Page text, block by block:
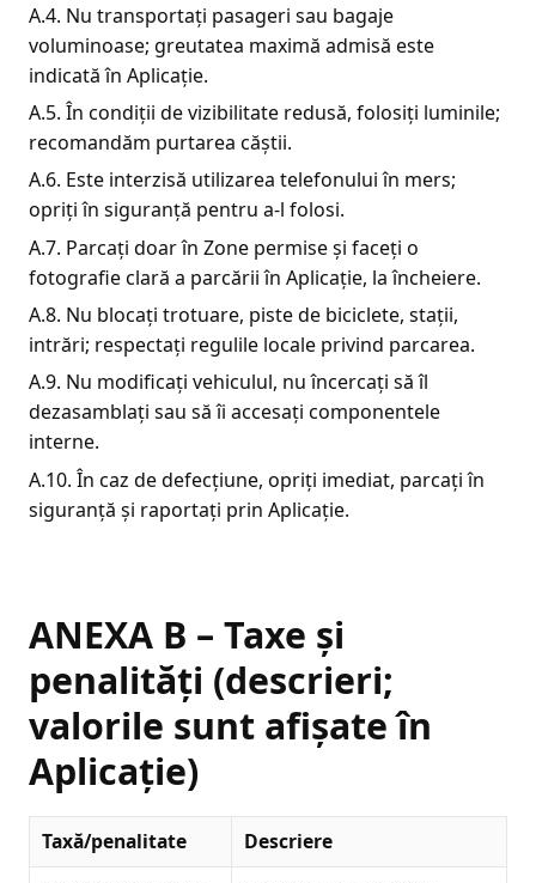
A.4. Nu transportați pasageri sau bagaje
voluminoase; greutatea maximă admisă este
indicată în Aplicație.
A.5. În condiții de vizibilitate redusă, folosiți luminile;
recomandăm purtarea căștii.
A.6. Este interzisă utilizarea telefonului în mers;
opriți în siguranță pentru a-l folosi.
A.7. Parcați doar în Zone permise și faceți o
fotografie clară a parcării în Aplicație, la încheiere.
A.8. Nu blocați trotuare, piste de biciclete, stații,
intrări; respectați regulile locale privind parcarea.
A.9. Nu modificați vehiculul, nu încercați să îl
dezasamblați sau să îi accesați componentele
interne.
A.10. În caz de defecțiune, opriți imediat, parcați în
siguranță și raportați prin Aplicație.
ANEXA B – Taxe și
penalități (descrieri;
valorile sunt afișate în
Aplicație)
Taxă/penalitate
Descriere